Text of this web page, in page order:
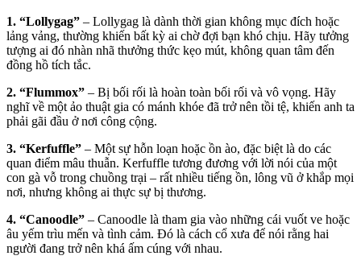
1. “Lollygag” – Lollygag là dành thời gian không mục đích hoặc
lảng vảng, thường khiến bất kỳ ai chờ đợi bạn khó chịu. Hãy tưởng
tượng ai đó nhàn nhã thưởng thức kẹo mút, không quan tâm đến
đồng hồ tích tắc.
2. “Flummox” – Bị bối rối là hoàn toàn bối rối và vô vọng. Hãy
nghĩ về một ảo thuật gia có mánh khóe đã trở nên tồi tệ, khiến anh ta
phải gãi đầu ở nơi công cộng.
3. “Kerfuffle” – Một sự hỗn loạn hoặc ồn ào, đặc biệt là do các
quan điểm mâu thuẫn. Kerfuffle tương đương với lời nói của một
con gà vỗ trong chuồng trại – rất nhiều tiếng ồn, lông vũ ở khắp mọi
nơi, nhưng không ai thực sự bị thương.
4. “Canoodle” – Canoodle là tham gia vào những cái vuốt ve hoặc
âu yếm trìu mến và tình cảm. Đó là cách cổ xưa để nói rằng hai
người đang trở nên khá ấm cúng với nhau.